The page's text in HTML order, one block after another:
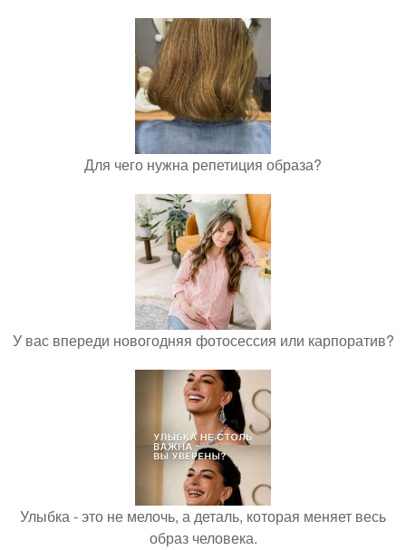
Для чего нужна репетиция образа?
У вас впереди новогодняя фотосессия или карпоратив?
Улыбка - это не мелочь, а деталь, которая меняет весь
образ человека.